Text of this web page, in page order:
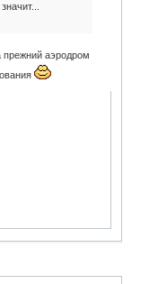
значит...
прежний аэродром